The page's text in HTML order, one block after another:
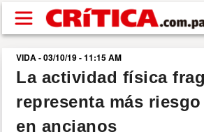
Pasar al contenido principal
buscar
SUCESOS
VIDA - 03/10/19 - 11:15 AM
La actividad física
representa más
en ancianos